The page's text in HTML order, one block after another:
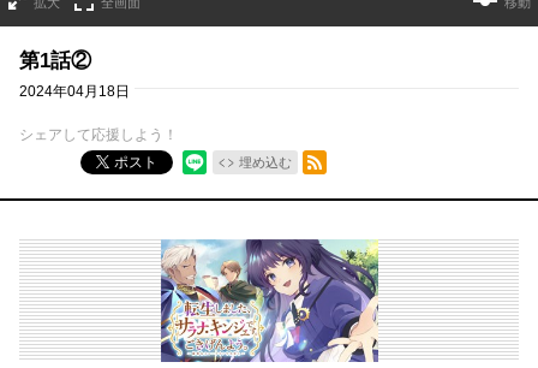
第1話②
2024年04月18日
シェアして応援しよう！
ポスト
埋め込む
RSSフィード